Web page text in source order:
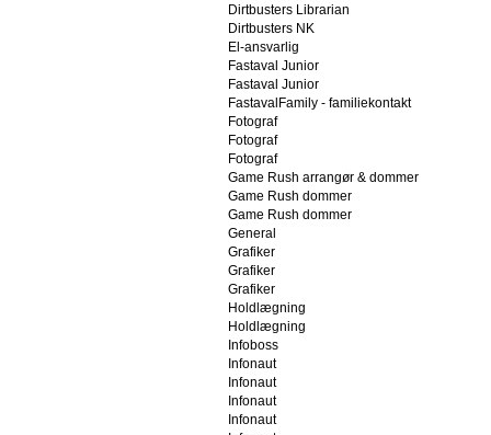
Dirtbusters Librarian
Dirtbusters NK
El-ansvarlig
Fastaval Junior
Fastaval Junior
FastavalFamily - familiekontakt
Fotograf
Fotograf
Fotograf
Game Rush arrangør & dommer
Game Rush dommer
Game Rush dommer
General
Grafiker
Grafiker
Grafiker
Holdlægning
Holdlægning
Infoboss
Infonaut
Infonaut
Infonaut
Infonaut